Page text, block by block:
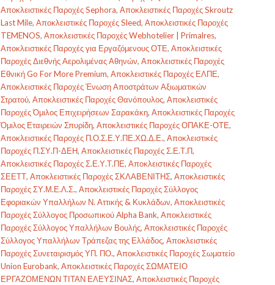
Αποκλειστικές Παροχές Sephora,Αποκλειστικές Παροχές Skroutz
Last Mile,Αποκλειστικές Παροχές Sleed,Αποκλειστικές Παροχές
TEMENOS,Αποκλειστικές Παροχές Webhotelier | Primalres,
Αποκλειστικές Παροχές για Εργαζόμενους ΟΤΕ,Αποκλειστικές
Παροχές Διεθνής Αερολιμένας Αθηνών,Αποκλειστικές Παροχές
Εθνική Go For More Premium,Αποκλειστικές Παροχές ΕΛΠΕ,
Αποκλειστικές Παροχές Ένωση Αποστράτων Αξιωματικών
Στρατού,Αποκλειστικές Παροχές Θανόπουλος,Αποκλειστικές
Παροχές Όμιλος Επιχειρήσεων Σαρακάκη,Αποκλειστικές Παροχές
Όμιλος Εταιρειών Σπυρίδη,Αποκλειστικές Παροχές ΟΠΑΚΕ-ΟΤΕ,
Αποκλειστικές Παροχές Π.Ο.Σ.Ε.Υ.ΠΕ.ΧΩ.Δ.Ε.,Αποκλειστικές
Παροχές Π.ΣΥ.Π-ΔΕΗ,Αποκλειστικές Παροχές Σ.Ε.Τ.Π,
Αποκλειστικές Παροχές Σ.Ε.Υ.Τ.ΠΕ,Αποκλειστικές Παροχές
ΣΕΕΤΤ,Αποκλειστικές Παροχές ΣΚΛΑΒΕΝΙΤΗΣ,Αποκλειστικές
Παροχές ΣΥ.Μ.Ε.Λ.Σ.,Αποκλειστικές Παροχές Σύλλογος
Εφοριακών Υπαλλήλων Ν. Αττικής & Κυκλάδων,Αποκλειστικές
Παροχές Σύλλογος Προσωπικού Alpha Bank,Αποκλειστικές
Παροχές Σύλλογος Υπαλλήλων Βουλής,Αποκλειστικές Παροχές
Σύλλογος Υπαλλήλων Τράπεζας της Ελλάδος,Αποκλειστικές
Παροχές Συνεταιρισμός ΥΠ. ΠΟ.,Αποκλειστικές Παροχές Σωματείο
Union Eurobank,Αποκλειστικές Παροχές ΣΩΜΑΤΕΙΟ
ΕΡΓΑΖΟΜΕΝΩΝ ΤΙΤΑΝ ΕΛΕΥΣΙΝΑΣ,Αποκλειστικές Παροχές